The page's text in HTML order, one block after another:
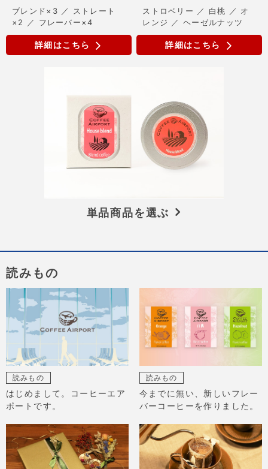
ブレンド×3 ／ ストレート
×2 ／ フレーバー×4
詳細はこちら
ストロベリー ／ 白桃 ／ オ
レンジ ／ ヘーゼルナッツ
詳細はこちら
単品商品を選ぶ
読みもの
読みもの
はじめまして。コーヒーエア
ポートです。
読みもの
今までに無い、新しいフレー
バーコーヒーを作りました。